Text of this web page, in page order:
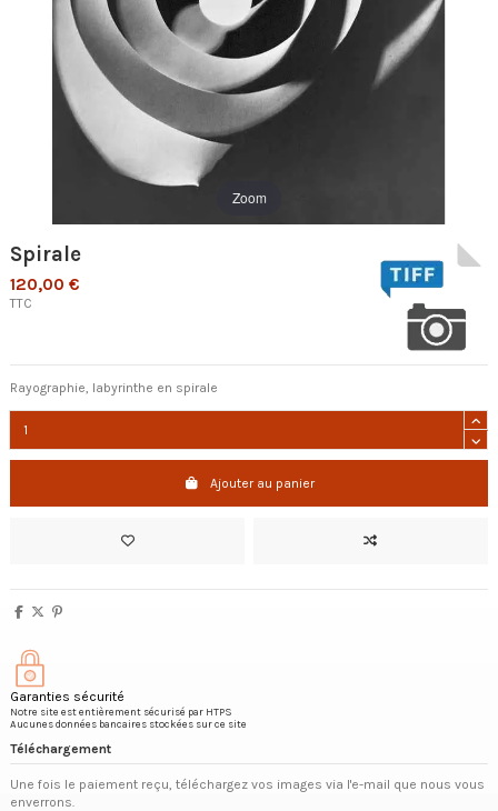
Zoom
Spirale
120,00 €
TTC
Rayographie, labyrinthe en spirale
Ajouter au panier
Garanties sécurité
Notre site est entièrement sécurisé par HTPS
Aucunes données bancaires stockées sur ce site
Téléchargement
Une fois le paiement reçu, téléchargez vos images via l'e-mail que nous vous
enverrons.